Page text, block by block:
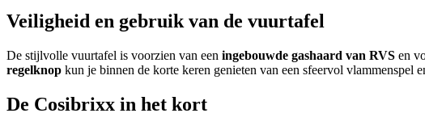
Veiligheid en gebruik van de vuurtafel
De stijlvolle vuurtafel is voorzien van een ingebouwde gashaard van RVS en
regelknop kun je binnen de korte keren genieten van een sfeervol vlammenspel
De Cosibrixx in het kort